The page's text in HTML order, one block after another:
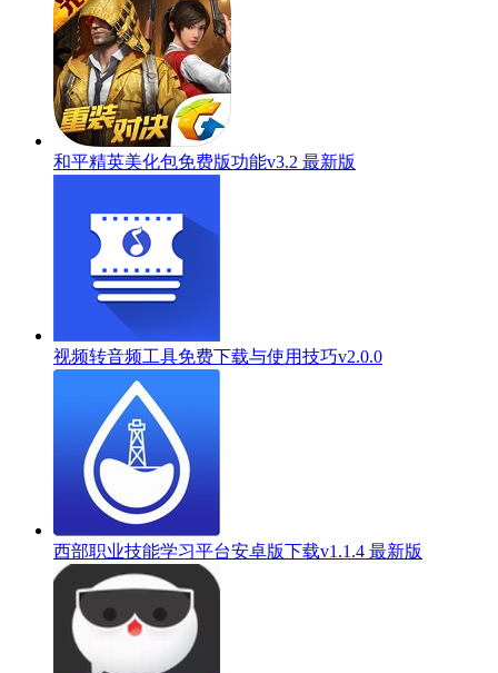
和平精英美化包免费版功能v3.2 最新版
视频转音频工具免费下载与使用技巧v2.0.0
西部职业技能学习平台安卓版下载v1.1.4 最新版